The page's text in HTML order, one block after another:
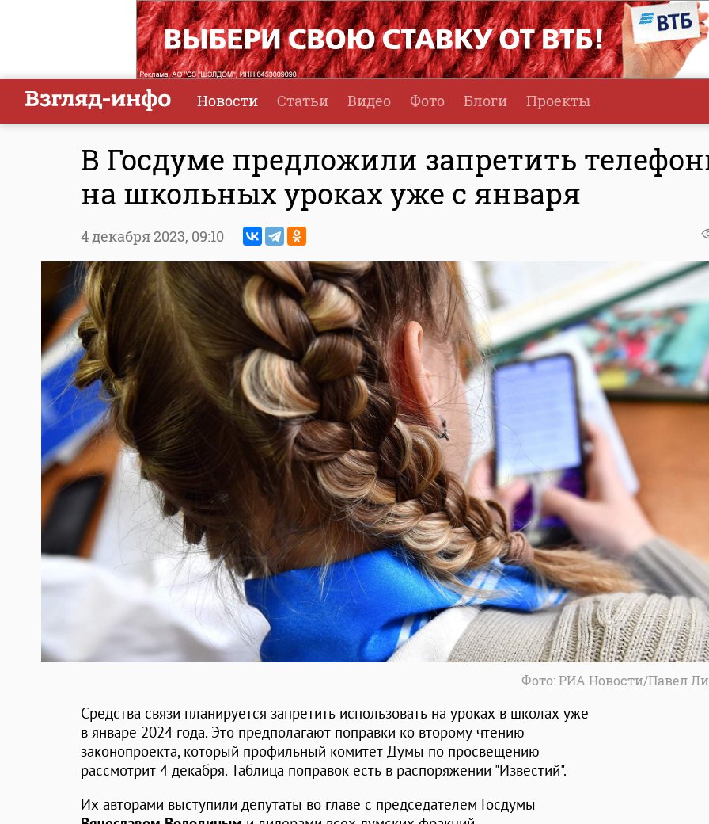
Новости Статьи Видео Фото Блоги Проекты
В Госдуме предложили запретить
на школьных уроках уже с января
4 декабря 2023, 09:10
Фото: РИА Новости/Павел
Средства связи планируется запретить использовать на уроках в школах уже
в январе 2024 года. Это предполагают поправки ко второму чтению
законопроекта, который профильный комитет Думы по просвещению
рассмотрит 4 декабря. Таблица поправок есть в распоряжении "Известий".
Их авторами выступили депутаты во главе с председателем Госдумы